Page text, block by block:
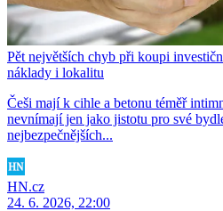
Pět největších chyb při koupi
náklady i lokalitu
Češi mají k cihle a betonu téměř
nevnímají jen jako jistotu pro své
nejbezpečnějších...
HN.cz
24. 6. 2026, 22:00